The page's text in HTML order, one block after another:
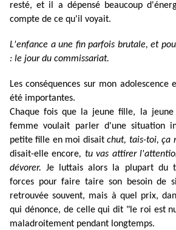
resté, et il a dépensé beaucoup
compte de ce qu'il voyait.
L'enfance a une fin parfois brutale, et
: le jour du commissariat.
Les conséquences sur mon
été importantes.
Chaque fois que la jeune fille, la
femme voulait parler d'une situation
petite fille en moi disaitchut, tais-toi, ça
disait-elle encore, tu vas attirer
dévorer.Je luttais alors la plupart du
forces pour faire taire son besoin de
retrouvée souvent, mais à quel prix,
qui dénonce, de celle qui dit "le roi est
maladroitement pendant longtemps.